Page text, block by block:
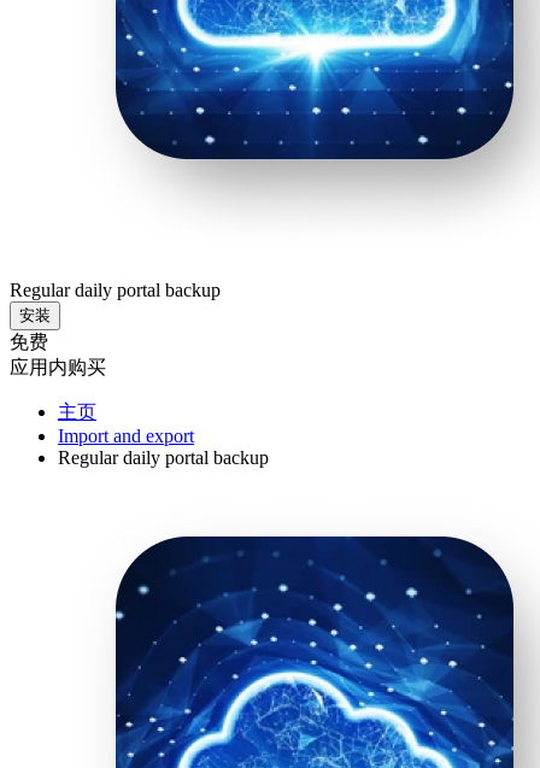
Regular daily portal backup
安装
免费
应用内购买
主页
Import and export
Regular daily portal backup